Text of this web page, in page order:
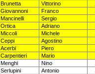
Brunetta Vittorino
Giovannoni Franco
Mancinelli Sergio
Ortica Adriano
Miccoli Michele
Ceppi Agostino
Acerbi Piero
Carpentieri Mario
Menghi Nino
Serlupini Antonio